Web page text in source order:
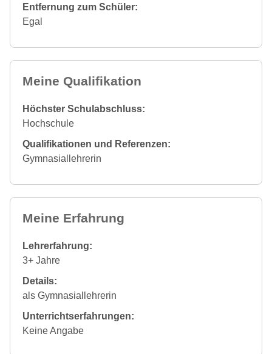
Entfernung zum Schüler:
Egal
Meine Qualifikation
Höchster Schulabschluss:
Hochschule
Qualifikationen und Referenzen:
Gymnasiallehrerin
Meine Erfahrung
Lehrerfahrung:
3+ Jahre
Details:
als Gymnasiallehrerin
Unterrichtserfahrungen:
Keine Angabe